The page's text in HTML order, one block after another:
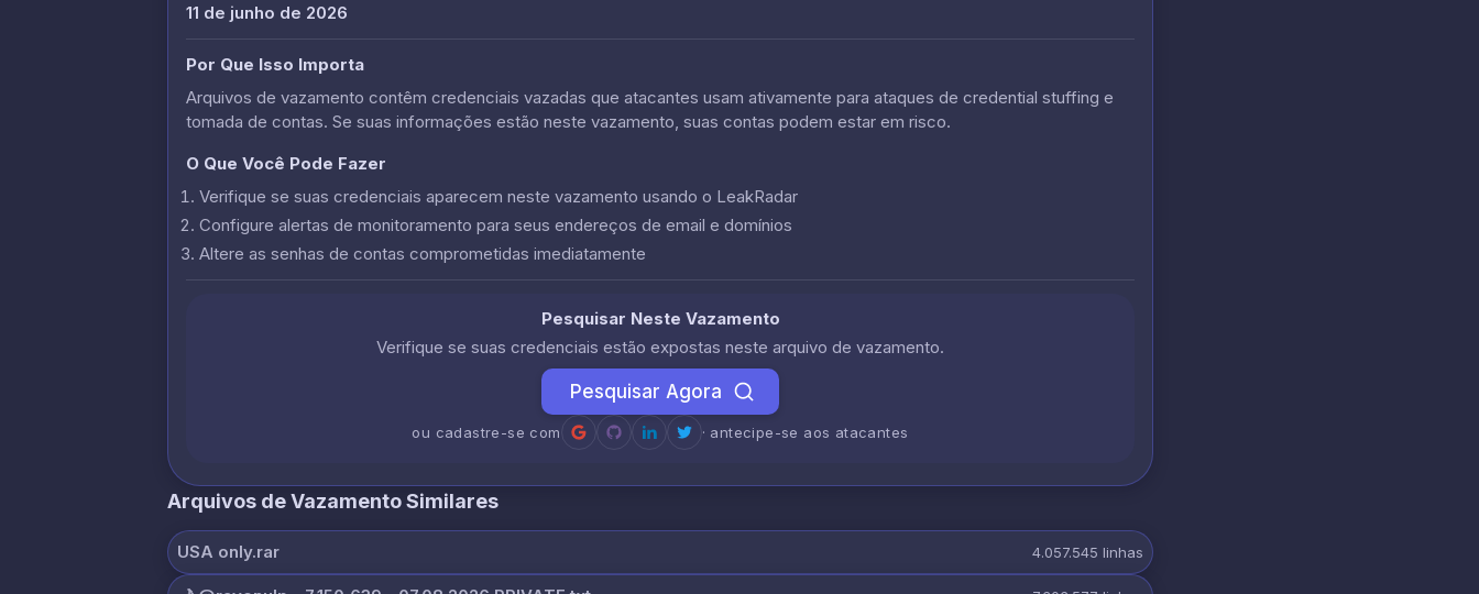
11 de junho de 2026
Por Que Isso Importa
Arquivos de vazamento contêm credenciais vazadas que atacantes usam ativamente para ataques de credential stuffing e
tomada de contas. Se suas informações estão neste vazamento, suas contas podem estar em risco.
O Que Você Pode Fazer
Verifique se suas credenciais aparecem neste vazamento usando o LeakRadar
Configure alertas de monitoramento para seus endereços de email e domínios
Altere as senhas de contas comprometidas imediatamente
Pesquisar Neste Vazamento
Verifique se suas credenciais estão expostas neste arquivo de vazamento.
Pesquisar Agora
ou cadastre-se com · antecipe-se aos atacantes
Arquivos de Vazamento Similares
USA only.rar 4.057.545 linhas